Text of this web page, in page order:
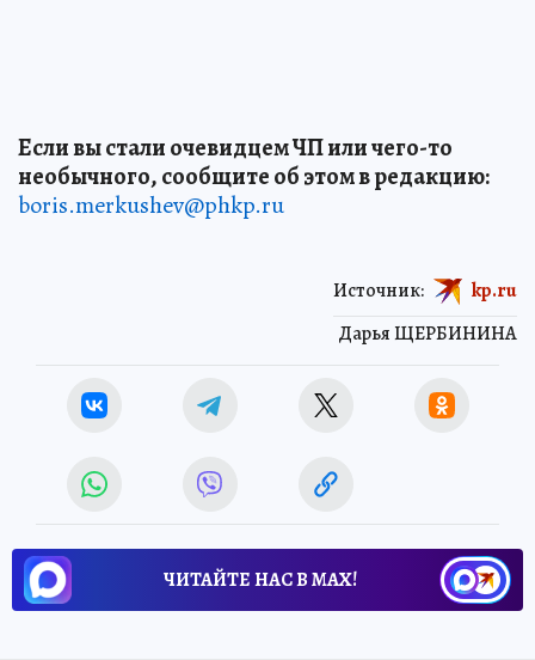
Если вы стали очевидцем ЧП или чего-то
необычного, сообщите об этом в редакцию:
boris.merkushev@phkp.ru
Дарья ЩЕРБИНИНА
Источник: kp.ru
ЧИТАЙТЕ НАС В МАХ!